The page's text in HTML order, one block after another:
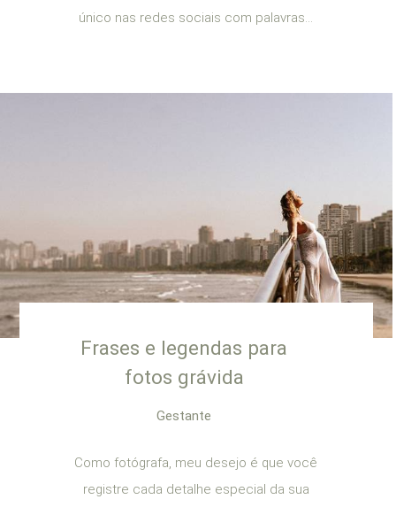
único nas redes sociais com palavras...
Frases e legendas para
fotos grávida
Gestante
Como fotógrafa, meu desejo é que você
registre cada detalhe especial da sua